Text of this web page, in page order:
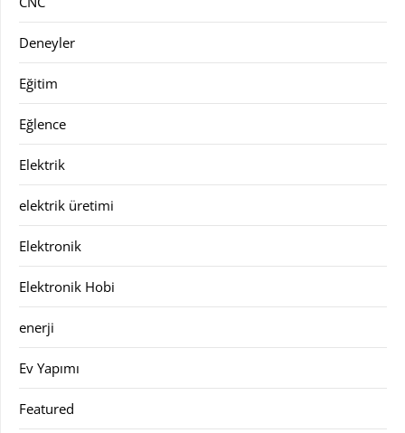
Deneyler
Eğitim
Eğlence
Elektrik
elektrik üretimi
Elektronik
Elektronik Hobi
enerji
Ev Yapımı
Featured